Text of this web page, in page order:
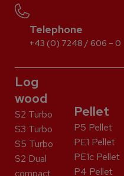
Telephone
+43 (0) 7248 / 606 – 0
Log
wood
S2 Turbo
S3 Turbo
S5 Turbo
S2 Dual
compact
Pellet
P5 Pellet
PE1 Pellet
PE1c Pellet
P4 Pellet